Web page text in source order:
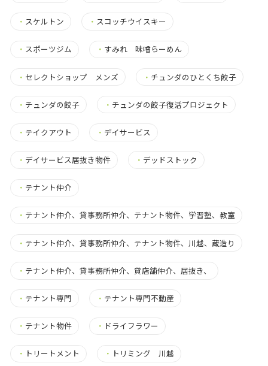
・ スケルトン ・ スコッチウイスキー
・ スポーツジム ・ すみれ 味噌らーめん
・ セレクトショップ メンズ ・ チュンダのひとくち餃子
・ チュンダの餃子 ・ チュンダの餃子復活プロジェクト
・ テイクアウト ・ デイサービス
・ デイサービス居抜き物件 ・ デッドストック
・ テナント仲介
・ テナント仲介、貸事務所仲介、テナント物件、学習塾、教室
・ テナント仲介、貸事務所仲介、テナント物件、川越、蔵造り
・ テナント仲介、貸事務所仲介、貸店舗仲介、居抜き、
・ テナント専門 ・ テナント専門不動産
・ テナント物件 ・ ドライフラワー
・ トリートメント ・ トリミング 川越